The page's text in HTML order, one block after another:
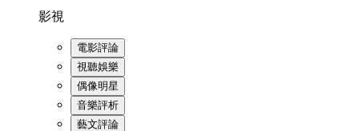
影視
電影評論
視聽娛樂
偶像明星
音樂評析
藝文評論